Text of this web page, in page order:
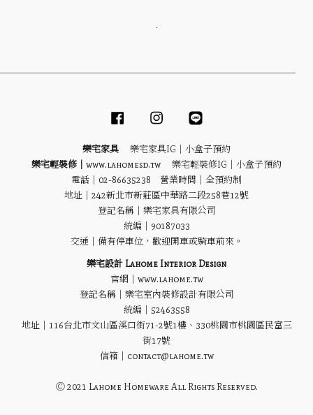
．
Facebook Instagram
樂宅家具 樂宅家具IG｜ 小盒子預約
樂宅輕裝修｜ www.lahomesd.tw 樂宅輕裝修IG｜ 小盒子預約
電話｜02-86635238 營業時間｜全預約制
地址｜ 242新北市新莊區中華路二段258巷12號
登記名稱｜樂宅家具有限公司
統編｜90187033
交通｜備有停車位，歡迎開車或騎車前來。
樂宅設計 Lahome Interior Design
官網｜www.lahome.tw
登記名稱｜樂宅室內裝修設計有限公司
統編｜52463558
地址｜116台北市文山區溪口街71-2號1樓、330桃園市桃園區民富三
街17號
信箱｜contact@lahome.tw
Ⓒ 2021 Lahome Homeware All Rights Reserved.